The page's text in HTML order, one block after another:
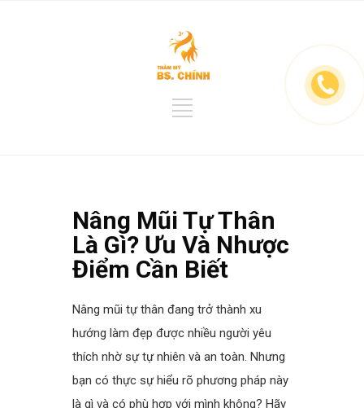
Nâng Mũi Tự Thân
Là Gì? Ưu Và Nhược
Điểm Cần Biết
Nâng mũi tự thân đang trở thành xu
hướng làm đẹp được nhiều người yêu
thích nhờ sự tự nhiên và an toàn. Nhưng
bạn có thực sự hiểu rõ phương pháp này
là gì và có phù hợp với mình không? Hãy